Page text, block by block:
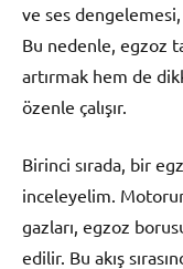
ve ses
Bu nedenle, egzoz
artırmak hem de
özenle çalışır.
Birinci sırada, bir
inceleyelim.
gazları, egzoz
edilir. Bu akış